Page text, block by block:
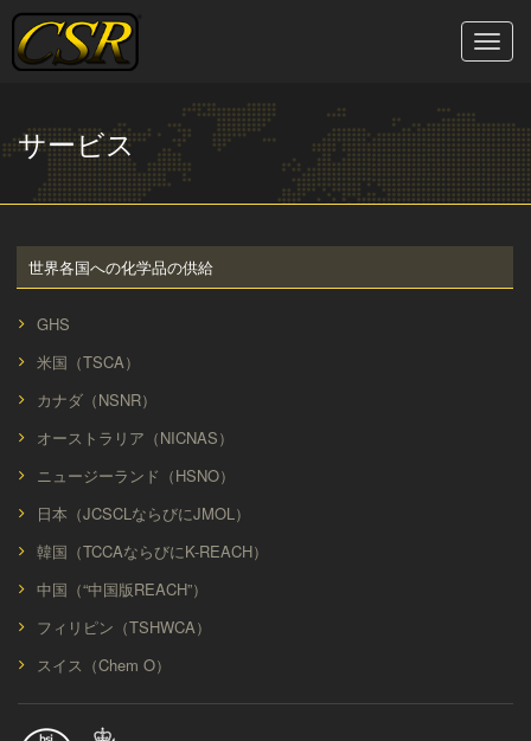
Skip
content
Toggle
サービス
世界各国への化学品の供給
GHS
米国（TSCA）
カナダ（NSNR）
オーストラリア（NICNAS）
ニュージーランド（HSNO）
日本（JCSCLならびにJMOL）
韓国（TCCAならびにK-REACH）
中国（“中国版REACH”）
フィリピン（TSHWCA）
スイス（Chem O）